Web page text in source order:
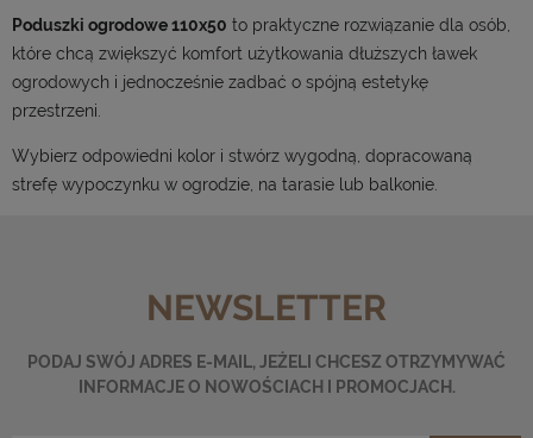
Poduszki ogrodowe 110x50 to praktyczne rozwiązanie dla osób,
które chcą zwiększyć komfort użytkowania dłuższych ławek
ogrodowych i jednocześnie zadbać o spójną estetykę
przestrzeni.
Wybierz odpowiedni kolor i stwórz wygodną, dopracowaną
strefę wypoczynku w ogrodzie, na tarasie lub balkonie.
NEWSLETTER
PODAJ SWÓJ ADRES E-MAIL, JEŻELI CHCESZ OTRZYMYWAĆ
INFORMACJE O NOWOŚCIACH I PROMOCJACH.